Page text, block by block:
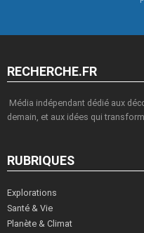
RECHERCHE.FR
Média indépendant dédié aux
demain, et aux idées qui
RUBRIQUES
Explorations
Santé & Vie
Planète & Climat